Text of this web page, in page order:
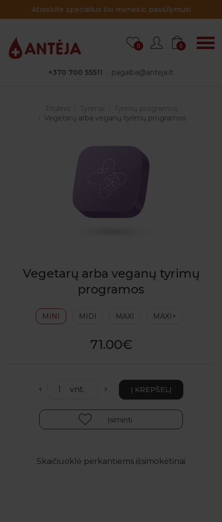
Atraskite specialius šio mėnesio pasiūlymus!
+370 700 55511 pagalba@anteja.lt
0 0
Titulinis Tyrimai
Tyrimų programos
Vegetarų arba veganų tyrimų programos
Vegetarų arba veganų tyrimų
programos
MINI MIDI MAXI MAXI+
71.00€
Įsiminti
Skaičiuoklė perkantiems išsimokėtinai